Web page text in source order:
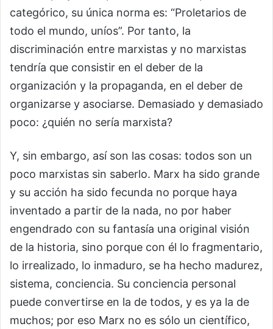
categórico, su única norma es: “Proletarios de
todo el mundo, uníos”. Por tanto, la
discriminación entre marxistas y no marxistas
tendría que consistir en el deber de la
organización y la propaganda, en el deber de
organizarse y asociarse. Demasiado y demasiado
poco: ¿quién no sería marxista?
Y, sin embargo, así son las cosas: todos son un
poco marxistas sin saberlo. Marx ha sido grande
y su acción ha sido fecunda no porque haya
inventado a partir de la nada, no por haber
engendrado con su fantasía una original visión
de la historia, sino porque con él lo fragmentario,
lo irrealizado, lo inmaduro, se ha hecho madurez,
sistema, conciencia. Su conciencia personal
puede convertirse en la de todos, y es ya la de
muchos; por eso Marx no es sólo un científico,